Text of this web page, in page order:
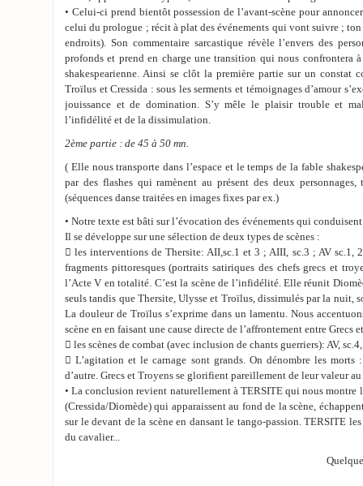
• Celui-ci prend bientôt possession de l’avant-scène pour
celui du prologue ; récit à plat des événements qui vont suivre ;
endroits). Son commentaire sarcastique révèle l’envers des
profonds et prend en charge une transition qui nous confrontera
shakespearienne. Ainsi se clôt la première partie sur un constat
Troïlus et Cressida : sous les serments et témoignages d’amour
jouissance et de domination. S’y mêle le plaisir trouble et
l’infidélité et de la dissimulation.
2ème partie : de 45 à 50 mn.
( Elle nous transporte dans l’espace et le temps de la fable
par des flashes qui ramènent au présent des deux personnages,
(séquences danse traitées en images fixes par ex.)
• Notre texte est bâti sur l’évocation des événements qui
Il se développe sur une sélection de deux types de scènes :
 les interventions de Thersite: AII,sc.1 et 3 ; AIII, sc.3 ; AV sc.1,
fragments pittoresques (portraits satiriques des chefs grecs et
l’Acte V en totalité. C’est la scène de l’infidélité. Elle réunit
seuls tandis que Thersite, Ulysse et Troïlus, dissimulés par la nuit,
La douleur de Troïlus s’exprime dans un lamentu. Nous
scène en en faisant une cause directe de l’affrontement entre Grecs
 les scènes de combat (avec inclusion de chants guerriers): AV,
 L’agitation et le carnage sont grands. On dénombre les
d’autre. Grecs et Troyens se glorifient pareillement de leur valeur
• La conclusion revient naturellement à TERSITE qui nous montre
(Cressida/Diomède) qui apparaissent au fond de la scène,
sur le devant de la scène en dansant le tango-passion. TERSITE
du cavalier...